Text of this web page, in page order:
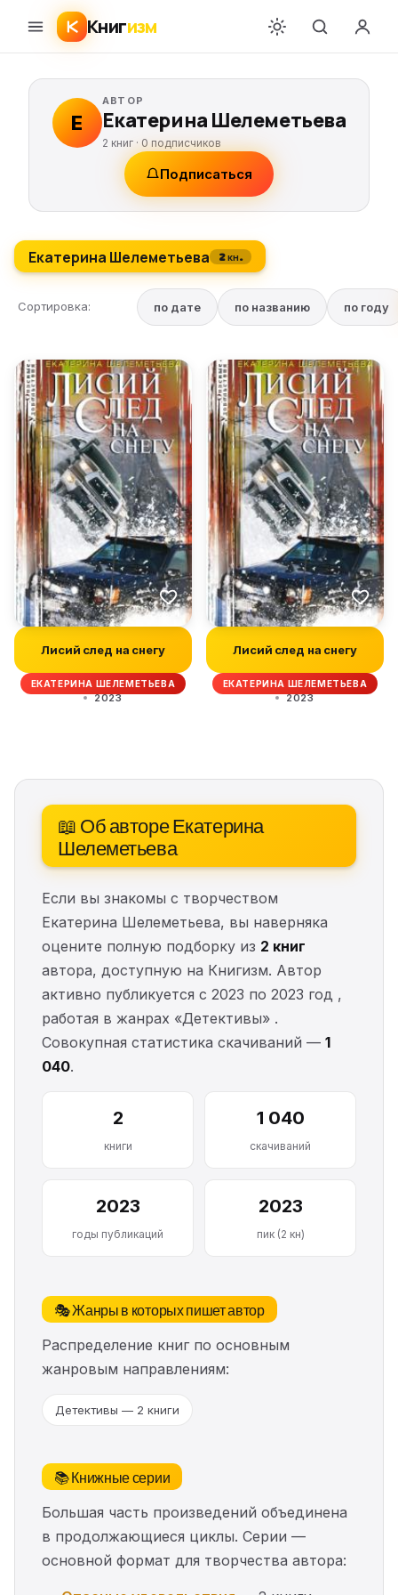
Книгизм
Е
АВТОР
Екатерина Шелеметьева
2 книг · 0 подписчиков
Подписаться
Екатерина Шелеметьева 2 кн.
Сортировка: по дате по названию по году
Лисий след на снегу
ЕКАТЕРИНА ШЕЛЕМЕТЬЕВА
2023
Лисий след на снегу
ЕКАТЕРИНА ШЕЛЕМЕТЬЕВА
2023
📖 Об авторе Екатерина
Шелеметьева
Если вы знакомы с творчеством
Екатерина Шелеметьева, вы наверняка
оцените полную подборку из 2 книг
автора, доступную на Книгизм. Автор
активно публикуется с 2023 по 2023 год ,
работая в жанрах «Детективы» .
Совокупная статистика скачиваний — 1
040.
2
книги
1 040
скачиваний
2023
годы публикаций
2023
пик (2 кн)
🎭 Жанры в которых пишет автор
Распределение книг по основным
жанровым направлениям:
Детективы — 2 книги
📚 Книжные серии
Большая часть произведений объединена
в продолжающиеся циклы. Серии —
основной формат для творчества автора: